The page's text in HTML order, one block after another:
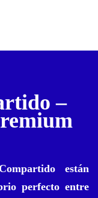
–
están
perfecto entre